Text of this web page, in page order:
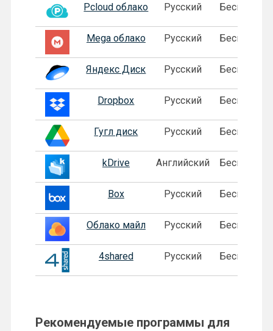
Pcloud облако Русский Бесплатная
Mega облако Русский Бесплатная
Яндекс Диск Русский Бесплатная
Dropbox Русский Бесплатная
Гугл диск Русский Бесплатная
kDrive Английский Бесплатная
Box Русский Бесплатная
Облако майл Русский Бесплатная
4shared Русский Бесплатная
Рекомендуемые программы для